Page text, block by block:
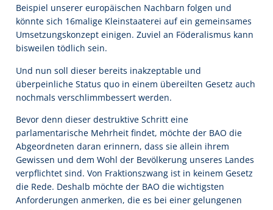
Beispiel unserer europäischen Nachbarn folgen und
könnte sich 16malige Kleinstaaterei auf ein gemeinsames
Umsetzungskonzept einigen. Zuviel an Föderalismus kann
bisweilen tödlich sein.
Und nun soll dieser bereits inakzeptable und
überpeinliche Status quo in einem übereilten Gesetz auch
nochmals verschlimmbessert werden.
Bevor denn dieser destruktive Schritt eine
parlamentarische Mehrheit findet, möchte der BAO die
Abgeordneten daran erinnern, dass sie allein ihrem
Gewissen und dem Wohl der Bevölkerung unseres Landes
verpflichtet sind. Von Fraktionszwang ist in keinem Gesetz
die Rede. Deshalb möchte der BAO die wichtigsten
Anforderungen anmerken, die es bei einer gelungenen